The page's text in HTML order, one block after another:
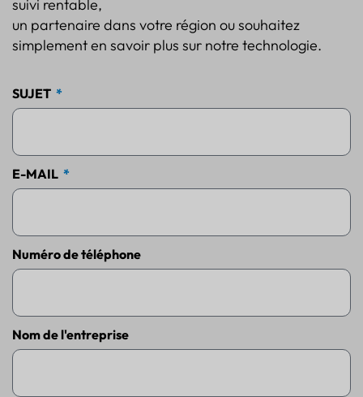
suivi rentable,
un partenaire dans votre région ou souhaitez
simplement en savoir plus sur notre technologie.
SUJET
E-MAIL
Numéro de téléphone
Nom de l'entreprise